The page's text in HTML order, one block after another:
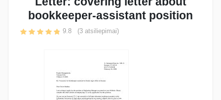
bookkeeper-assistant position
9.8 (3 atsiliepimai)